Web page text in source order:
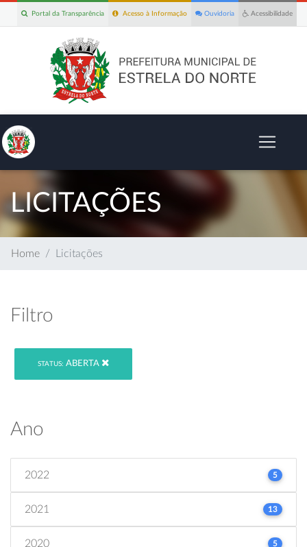
Acessibilidade
Ouvidoria
Acesso à Informação
Portal da Transparência
LICITAÇÕES
Home Licitações
Filtro
STATUS: ABERTA
Ano
2022 5
2021 13
2020 5